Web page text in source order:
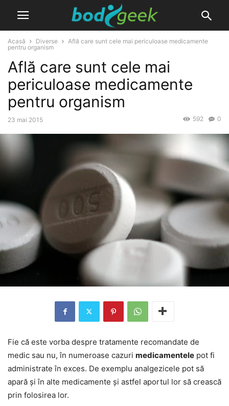
Acasă Diverse
Află care sunt cele mai periculoase medicamente
pentru organism
Află care sunt cele mai
periculoase medicamente
pentru organism
23 mai 2015 0
592
Fie că este vorba despre tratamente recomandate de
medic sau nu, în numeroase cazuri medicamentele pot fi
administrate în exces. De exemplu analgezicele pot să
apară și în alte medicamente și astfel aportul lor să crească
prin folosirea lor.